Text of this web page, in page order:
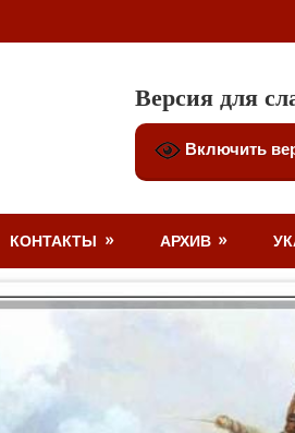
Версия для
Включить
КОНТАКТЫ АРХИВ